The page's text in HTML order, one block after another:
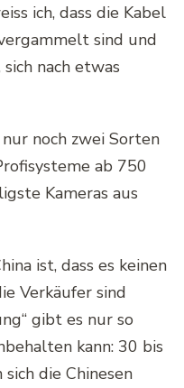
ich, dass die Kabel
sind und
nach etwas
noch zwei Sorten
ab 750
Kameras aus
ist, dass es keinen
Verkäufer sind
gibt es nur so
kann: 30 bis
die Chinesen